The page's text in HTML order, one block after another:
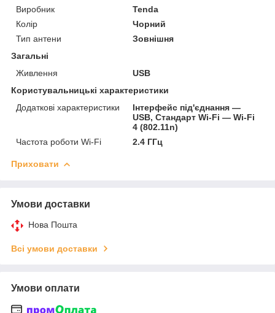
Виробник
Tenda
Колір
Чорний
Тип антени
Зовнішня
Загальні
Живлення
USB
Користувальницькі характеристики
Додаткові характеристики
Інтерфейс під'єднання —
USB, Стандарт Wi-Fi — Wi-Fi
4 (802.11n)
Частота роботи Wi-Fi
2.4 ГГц
Приховати
Умови доставки
Нова Пошта
Всі умови доставки
Умови оплати